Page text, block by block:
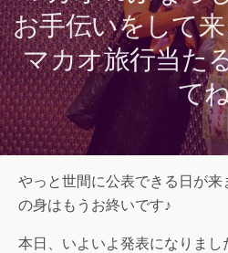
お手伝いをして
マカオ旅行当た
て
やっと世間に公表できる日が
の身はもうお終いです♪
本日、いよいよ発表になりま